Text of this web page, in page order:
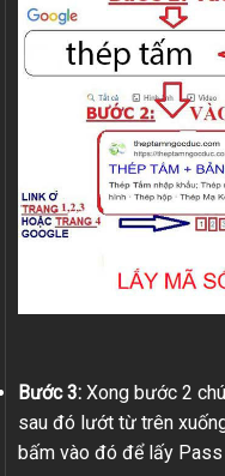
Bước 3: Xong bước 2
sau đó lướt từ trên
bấm vào đó để lấy Pass